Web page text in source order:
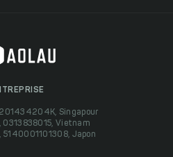
Singapour
0313838015, Vietnam
5140001101308, Japon